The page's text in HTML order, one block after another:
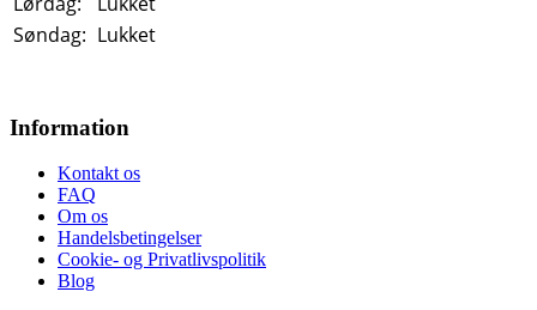
Søndag: Lukket
Information
Kontakt os
FAQ
Om os
Handelsbetingelser
Cookie- og Privatlivspolitik
Blog